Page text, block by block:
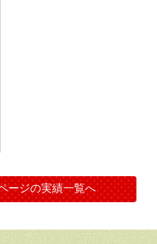
ージの実績一覧へ